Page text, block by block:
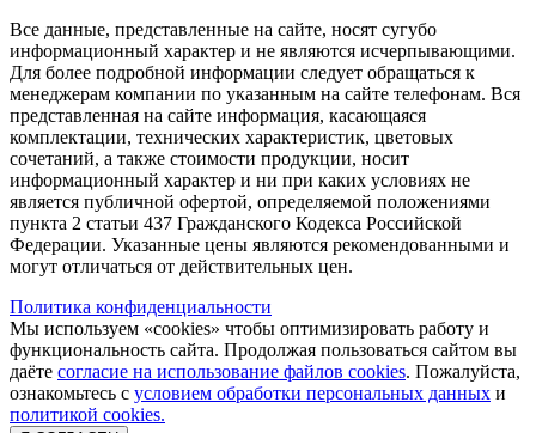
Все данные, представленные на сайте, носят сугубо
информационный характер и не являются исчерпывающими.
Для более подробной информации следует обращаться к
менеджерам компании по указанным на сайте телефонам. Вся
представленная на сайте информация, касающаяся
комплектации, технических характеристик, цветовых
сочетаний, а также стоимости продукции, носит
информационный характер и ни при каких условиях не
является публичной офертой, определяемой положениями
пункта 2 статьи 437 Гражданского Кодекса Российской
Федерации. Указанные цены являются рекомендованными и
могут отличаться от действительных цен.
Политика конфиденциальности
Мы используем «cookies» чтобы оптимизировать работу и
функциональность сайта. Продолжая пользоваться сайтом вы
даёте согласие на использование файлов cookies. Пожалуйста,
ознакомьтесь с условием обработки персональных данных и
политикой cookies.